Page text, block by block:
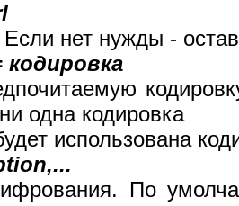
нет нужды -
одна кодировка
использована
По